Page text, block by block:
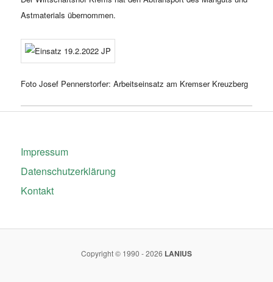
Astmaterials übernommen.
Foto Josef Pennerstorfer: Arbeitseinsatz am Kremser Kreuzberg
Impressum
Datenschutzerklärung
Kontakt
Copyright © 1990 - 2026 LANIUS